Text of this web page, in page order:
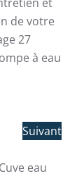
de votre
27
à eau
Suivant
Cuve eau